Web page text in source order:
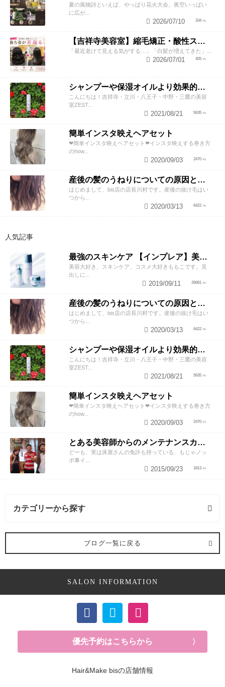
夏の風物詩といえば、やっぱり花火大会。夜空いっぱい
に広が...
334
2026/07/10
【吉祥寺美容室】縮毛矯正・酸性ストレートで若返り！後ろ姿が変わると見た目年齢も変わる？
「最近老けて見える気がする…」「白髪が増えてきた」...
405
2026/07/01
シャンプーや保湿オイルより効果的！？美容師が教える頭皮の臭い＆乾燥ケアとは
こんにちは！吉祥寺・立川・八王子・中野・三鷹の美容
室ZEST...
5635
2021/08/21
簡単インスタ映えヘアセット
❤︎簡単インスタ映えヘアセット❤︎インスタ映えする巻き方
のhow...
2470
2020/09/03
産後の髪のうねりについての原因と対策！
はじめまして、bis店の店長川村です。産後の抜け毛はい
つから...
6422
2020/03/13
人気記事
最強のスキンケア 【インプレア】美容師がオススメする、神ポイント5つ公開！
美容大好き、スキンケア、コスメ大好きももこです。見
出しに...
26681
2019/09/11
産後の髪のうねりについての原因と対策！
はじめまして、bis店の店長川村です。産後の抜け毛はい
つから...
6422
2020/03/13
シャンプーや保湿オイルより効果的！？美容師が教える頭皮の臭い＆乾燥ケアとは
こんにちは！吉祥寺・立川・八王子・中野・三鷹の美容
室ZEST...
5635
2021/08/21
簡単インスタ映えヘアセット
❤︎簡単インスタ映えヘアセット❤︎インスタ映えする巻き方
のhow...
2470
2020/09/03
とある美容師からのメンテナンスカットのススメ
どーも、実は床屋さんの免許も持っている、もじゃノッ
ポ事イ...
1813
2015/09/23
カテゴリーから探す
カラー・ヘアカラー (1記事)
ブログ一覧に戻る
SALON INFORMATION
優先予約はこちらから
Hair&Make bisの店舗情報